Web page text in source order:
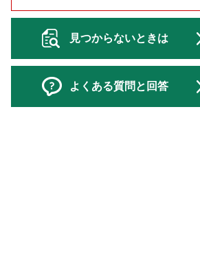
見つからないときは
よくある質問と回答